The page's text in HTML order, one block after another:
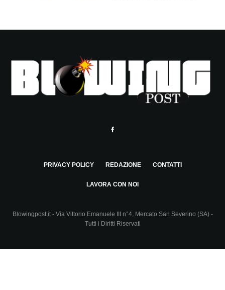
PRIVACY POLICY REDAZIONE CONTATTI
LAVORA CON NOI
Blowingpost.it - Via Vittorio Emanuele III n°4, Mercato San Severino (SA) -
Tutti i Diritti Riservati